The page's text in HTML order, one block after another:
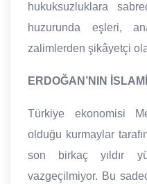
hukuksuzluklara
huzurunda eşleri,
zalimlerden şikâyetçi
ERDOĞAN’NIN
Türkiye ekonomisi
olduğu kurmaylar
son birkaç yıldır
vazgeçilmiyor. Bu